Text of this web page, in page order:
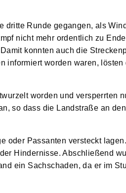
dritte Runde gegangen, als
nicht mehr ordentlich zu
konnten auch die
informiert worden waren,
worden und versperrten
so dass die Landstraße an
oder Passanten versteckt
Hindernisse. Abschließend
ein Sachschaden, da er im